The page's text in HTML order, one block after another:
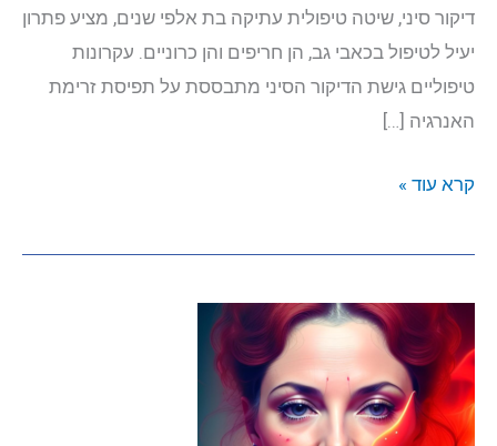
דיקור סיני, שיטה טיפולית עתיקה בת אלפי שנים, מציע פתרון
יעיל לטיפול בכאבי גב, הן חריפים והן כרוניים. עקרונות
טיפוליים גישת הדיקור הסיני מתבססת על תפיסת זרימת
האנרגיה […]
דיקור
לכאבי
תחתון
קרא עוד »